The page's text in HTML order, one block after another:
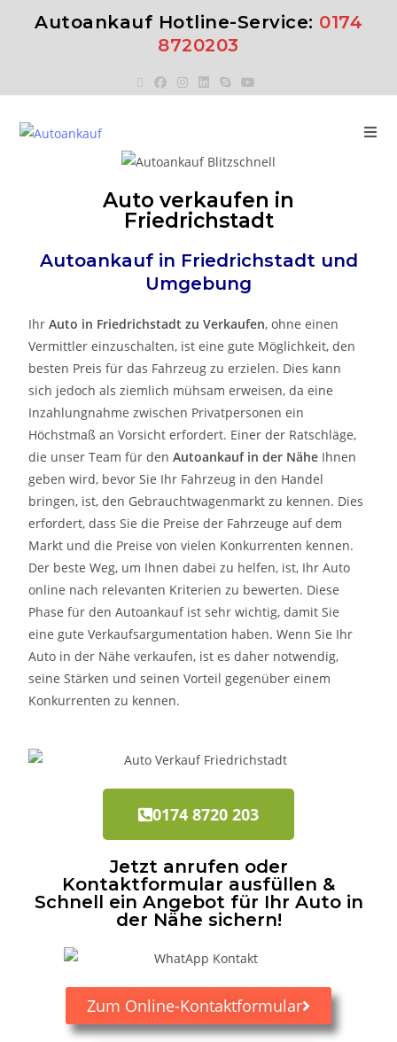
Autoankauf Hotline-Service: 0174
8720203
Auto verkaufen in
Friedrichstadt
Autoankauf in Friedrichstadt und
Umgebung
IhrAuto in FriedrichstadtzuVerkaufen, ohne einen
Vermittler einzuschalten, ist eine gute Möglichkeit, den
besten Preis für das Fahrzeug zu erzielen. Dies kann
sich jedoch als ziemlich mühsam erweisen, da eine
Inzahlungnahme zwischen Privatpersonen ein
Höchstmaß an Vorsicht erfordert. Einer der Ratschläge,
die unser Team für denAutoankauf in der Nähe Ihnen
geben wird, bevor Sie Ihr Fahrzeug in den Handel
bringen, ist, den Gebrauchtwagenmarkt zu kennen. Dies
erfordert, dass Sie die Preise der Fahrzeuge auf dem
Markt und die Preise von vielen Konkurrenten kennen.
Der beste Weg, um Ihnen dabei zu helfen, ist, Ihr Auto
online nach relevanten Kriterien zu bewerten. Diese
Phase für den Autoankauf ist sehr wichtig, damit Sie
eine gute Verkaufsargumentation haben. Wenn Sie Ihr
Auto in der Nähe verkaufen, ist es daher notwendig,
seine Stärken und seinen Vorteil gegenüber einem
Konkurrenten zu kennen.
0174 8720 203
Jetzt anrufen oder
Kontaktformular ausfüllen &
Schnell ein Angebot für Ihr Auto in
der Nähe sichern!
Zum Online-Kontaktformular